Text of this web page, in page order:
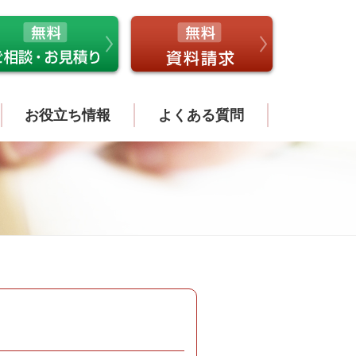
お役立ち情報 よくある質問